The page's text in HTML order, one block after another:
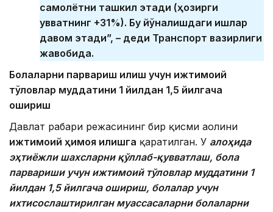
самолётни ташкил этади (ҳозирги
қувватнинг +31%). Бу йўналишдаги ишлар
давом этади”, – деди Транспорт вазирлиги
жавобида.
Болаларни парвариш қилиш учун ижтимоий
тўловлар муддатини 1 йилдан 1,5 йилгача
ошириш
Давлат раҳбари режасининг бир қисми аҳолини
ижтимоий ҳимоя қилишга қаратилган. У алоҳида
эҳтиёжли шахсларни қўллаб-қувватлаш, бола
парвариши учун ижтимоий тўловлар муддатини 1
йилдан 1,5 йилгача ошириш, болалар учун
ихтисослаштирилган муассасаларни болаларни